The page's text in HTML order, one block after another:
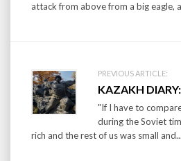
attack from above from a big eagle,
PREVIOUS ARTICLE:
KAZAKH
"If I have to
during the Soviet
rich and the rest of us was small and...